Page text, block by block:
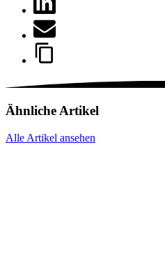
Ähnliche Artikel
Alle Artikel ansehen